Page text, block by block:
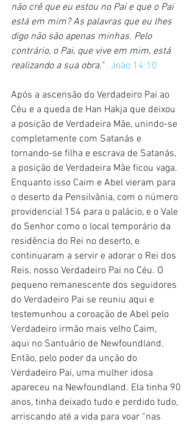
não crê que eu estou no Pai e que o Pai
está em mim? As palavras que eu lhes
digo não são apenas minhas. Pelo
contrário, o Pai, que vive em mim, está
realizando a sua obra." João 14:10
Após a ascensão do Verdadeiro Pai ao
Céu e a queda de Han Hakja que deixou
a posição de Verdadeira Mãe, unindo-se
completamente com Satanás e
tornando-se filha e escrava de Satanás,
a posição de Verdadeira Mãe ficou vaga.
Enquanto isso Caim e Abel vieram para
o deserto da Pensilvânia, com o número
providencial 154 para o palácio, e o Vale
do Senhor como o local temporário da
residência do Rei no deserto, e
continuaram a servir e adorar o Rei dos
Reis, nosso Verdadeiro Pai no Céu. O
pequeno remanescente dos seguidores
do Verdadeiro Pai se reuniu aqui e
testemunhou a coroação de Abel pelo
Verdadeiro irmão mais velho Caim,
aqui no Santuário de Newfoundland.
Então, pelo poder da unção do
Verdadeiro Pai, uma mulher idosa
apareceu na Newfoundland. Ela tinha 90
anos, tinha deixado tudo e perdido tudo,
arriscando até a vida para voar “nas